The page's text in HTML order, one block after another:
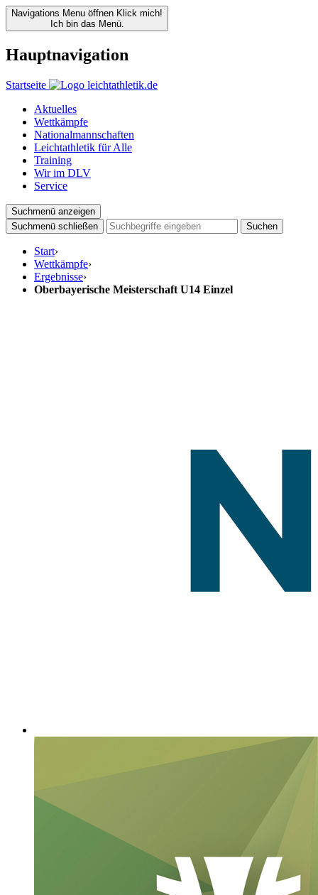
Navigations Menu öffnen Klick mich!
Ich bin das Menü.
Hauptnavigation
Startseite
Aktuelles
Wettkämpfe
Nationalmannschaften
Leichtathletik für Alle
Training
Wir im DLV
Service
Suchmenü anzeigen
Suchmenü schließen
Suchen
Start›
Wettkämpfe›
Ergebnisse›
Oberbayerische Meisterschaft U14 Einzel